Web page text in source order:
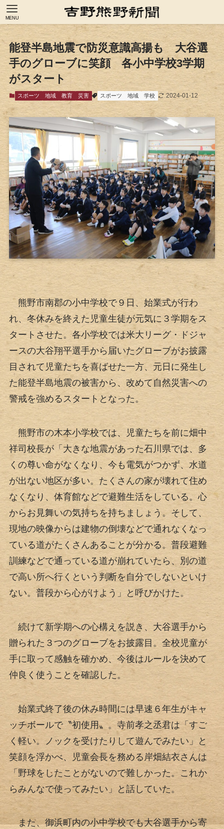
MENU
能登半島地震で防災意識高揚も 大谷選
手のグローブに笑顔 各小中学校3学期
がスタート
スポーツ 地域 教育 災害 スポーツ 地域 学校 2024-01-12
熊野市南郡の小中学校で９日、始業式が行わ
れ、冬休みを終えた児童生徒が元気に３学期をス
タートさせた。各小学校では米大リーグ・ドジャ
ースの大谷翔平選手から届いたグローブがお披露
目されて児童たちを喜ばせた一方、元日に発生し
た能登半島地震の被害から、改めて自然災害への
警戒を強めるスタートとなった。
熊野市の木本小学校では、児童たちを前に畑中
祥司校長が「大きな地震があった石川県では、多
くの尊い命がなくなり、今も電気がつかず、水道
が出ない地区が多い。たくさんの家が壊れて住め
なくなり、体育館などで避難生活をしている。心
からお見舞いの気持ちを持ちましょう。そして、
現地の映像からは建物の倒壊などで通れなくなっ
ている道がたくさんあることが分かる。普段避難
訓練などで通っている道が崩れていたら、別の道
で高い所へ行くという判断を自分でしないといけ
ない。普段から心がけよう」と呼びかけた。
続けて新学期への心構えを説き、大谷選手から
贈られた３つのグローブをお披露目。全校児童が
手に取って感触を確かめ、今後はルールを決めて
仲良く使うことを確認した。
始業式終了後の休み時間には早速６年生がキャ
ッチボールで〝初使用〟。寺前孝之丞君は「すご
く軽い。ノックを受けたりして遊んでみたい」と
笑顔を浮かべ、児童会長を務める岸畑結衣さんは
「野球をしたことがないので難しかった。これか
らみんなで使ってみたい」と話していた。
また、御浜町内の小中学校でも大谷選手から寄